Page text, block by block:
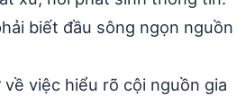
biết đầu sông ngọn nguồn
về việc hiểu rõ cội nguồn gia